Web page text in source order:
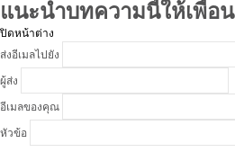
แนะนำบทความนี้ให้เพื่อน
ปิดหน้าต่าง
ส่งอีเมลไปยัง
ผู้ส่ง
อีเมลของคุณ
หัวข้อ